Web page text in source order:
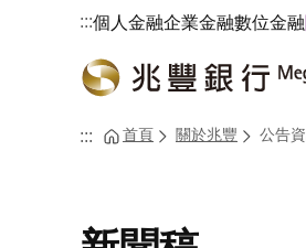
:::個人金融企業金融數位金融
::: 首頁 關於兆豐 公告